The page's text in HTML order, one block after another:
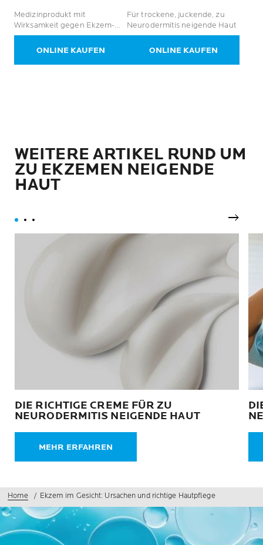
5
Sternen.
17
Bewertungen
Medizinprodukt mit
Wirksamkeit gegen Ekzem-
Symptome
ONLINE KAUFEN
5
Sternen.
706
Bewertungen
Für trockene, juckende, zu
Neurodermitis neigende Haut
ONLINE KAUFEN
WEITERE ARTIKEL RUND UM
ZU EKZEMEN NEIGENDE
HAUT
DIE RICHTIGE CREME FÜR ZU
NEURODERMITIS NEIGENDE HAUT
MEHR ERFAHREN
Home Ekzem im Gesicht: Ursachen und richtige Hautpflege